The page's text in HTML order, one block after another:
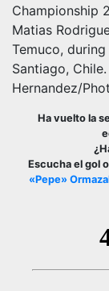
Championship
Matias
Temuco,
Santiago,
Hernandez/
Ha vuelto la
Escucha el gol
«Pepe»